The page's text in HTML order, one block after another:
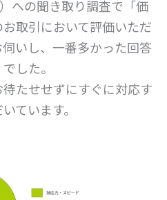
への聞き取り調査で「価
取引において評価いただ
いし、一番多かった回答
した。
たせせずにすぐに対応す
ています。